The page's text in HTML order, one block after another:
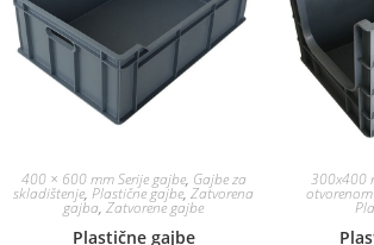
400 × 600 mm Serije gajbe, Gajbe za
skladištenje, Plastične gajbe,Zatvorena
gajba, Zatvorene gajbe
Plastične gajbe
300x400